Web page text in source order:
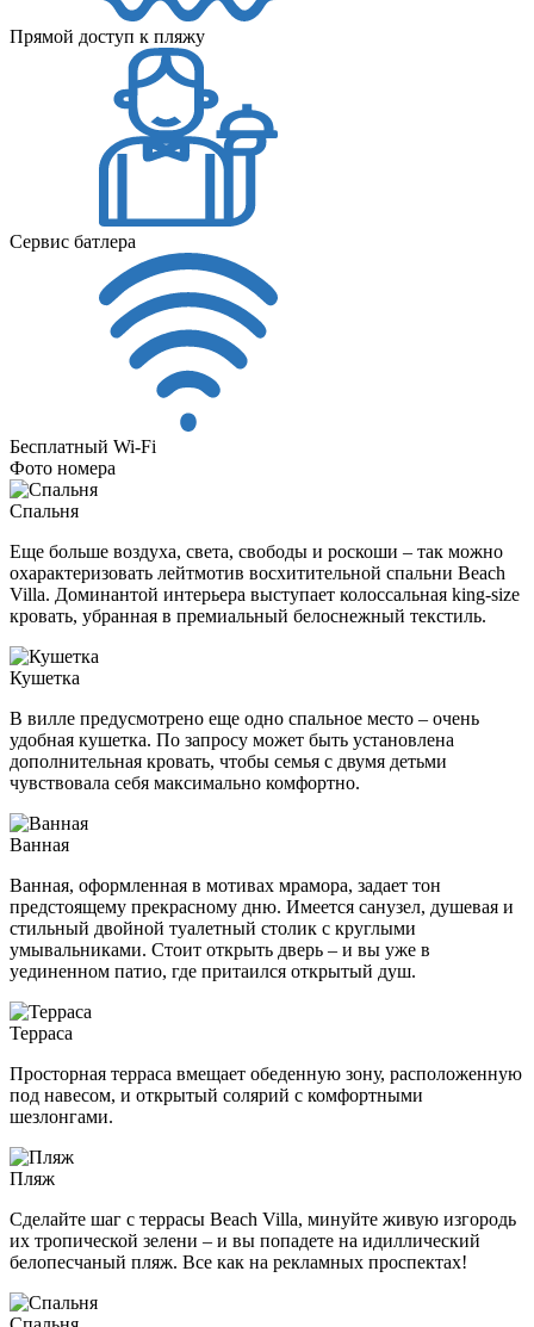
Прямой доступ к пляжу
Сервис батлера
Бесплатный Wi-Fi
Фото номера
Спальня
Еще больше воздуха, света, свободы и роскоши – так можно
охарактеризовать лейтмотив восхитительной спальни Beach
Villa. Доминантой интерьера выступает колоссальная king-size
кровать, убранная в премиальный белоснежный текстиль.
Кушетка
В вилле предусмотрено еще одно спальное место – очень
удобная кушетка. По запросу может быть установлена
дополнительная кровать, чтобы семья с двумя детьми
чувствовала себя максимально комфортно.
Ванная
Ванная, оформленная в мотивах мрамора, задает тон
предстоящему прекрасному дню. Имеется санузел, душевая и
стильный двойной туалетный столик с круглыми
умывальниками. Стоит открыть дверь – и вы уже в
уединенном патио, где притаился открытый душ.
Терраса
Просторная терраса вмещает обеденную зону, расположенную
под навесом, и открытый солярий с комфортными
шезлонгами.
Пляж
Сделайте шаг с террасы Beach Villa, минуйте живую изгородь
их тропической зелени – и вы попадете на идиллический
белопесчаный пляж. Все как на рекламных проспектах!